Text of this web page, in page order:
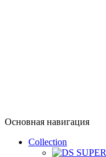
Основная навигация
Collection